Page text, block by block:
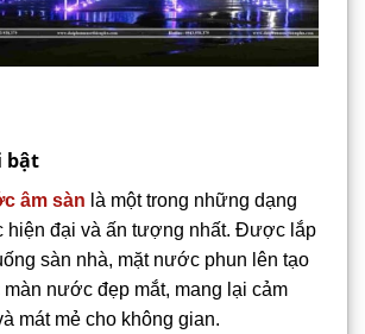
bật
âm sàn là một trong những dạng
hiện đại và ấn tượng nhất. Được lắp
sàn nhà, mặt nước phun lên tạo
nước đẹp mắt, mang lại cảm
mát mẻ cho không gian.